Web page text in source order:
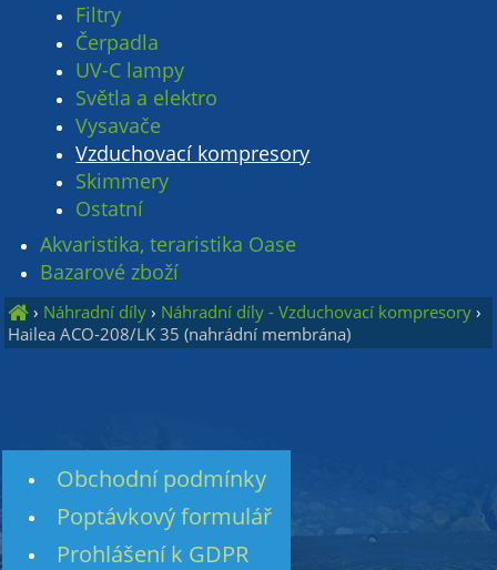
Filtry
Čerpadla
UV-C lampy
Světla a elektro
Vysavače
Vzduchovací kompresory
Skimmery
Ostatní
Akvaristika, teraristika Oase
Bazarové zboží
› Náhradní díly › Náhradní díly - Vzduchovací kompresory ›
Hailea ACO-208/LK 35 (nahrádní membrána)
Obchodní podmínky
Poptávkový formulář
Prohlášení k GDPR